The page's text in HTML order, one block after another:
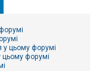
у цьому форумі
цьому форумі